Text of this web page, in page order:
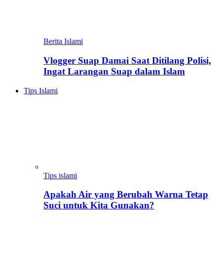
Berita Islami
Vlogger Suap Damai Saat Ditilang Polisi,
Ingat Larangan Suap dalam Islam
Tips Islami
Tips islami
Apakah Air yang Berubah Warna Tetap
Suci untuk Kita Gunakan?